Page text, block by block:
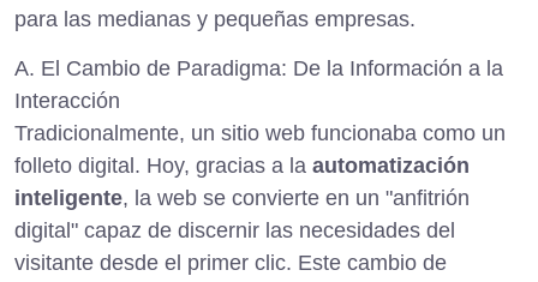
para las medianas y pequeñas empresas.
A. El Cambio de Paradigma: De la Información a la
Interacción
Tradicionalmente, un sitio web funcionaba como un
folleto digital. Hoy, gracias a la automatización
inteligente, la web se convierte en un "anfitrión
digital" capaz de discernir las necesidades del
visitante desde el primer clic. Este cambio de